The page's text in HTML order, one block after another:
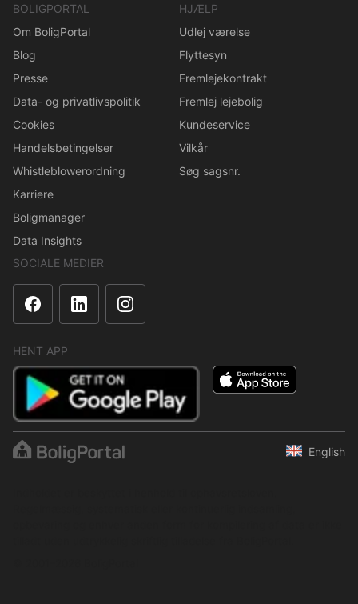
BOLIGPORTAL
Om BoligPortal
Blog
Presse
Data- og privatlivspolitik
Cookies
Handelsbetingelser
Whistleblowerordning
Karriere
Boligmanager
Data Insights
HJÆLP
Udlej værelse
Flyttesyn
Fremlejekontrakt
Fremlej lejebolig
Kundeservice
Vilkår
Søg sagsnr.
SOCIALE MEDIER
HENT APP
English